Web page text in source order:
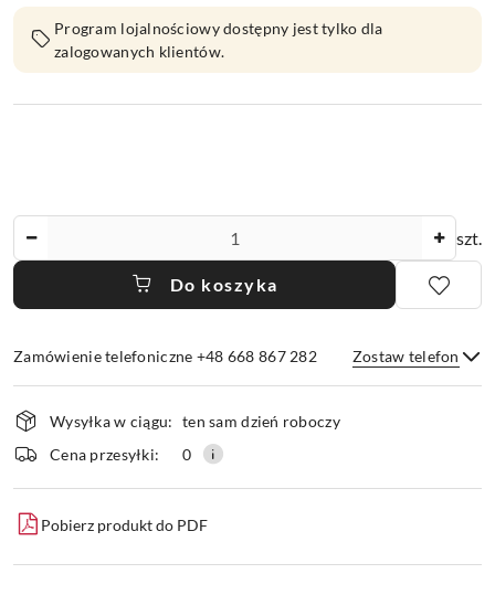
Program lojalnościowy dostępny jest tylko dla
zalogowanych klientów.
szt.
Do koszyka
Zamówienie telefoniczne +48 668 867 282 Zostaw telefon
Wyślij
Dostępność
i
dostawa
Wysyłka w ciągu: ten sam dzień roboczy
Cena przesyłki:
0
Pobierz produkt do PDF